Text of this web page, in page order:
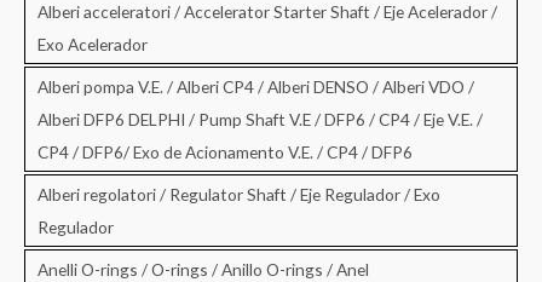
Alberi acceleratori / Accelerator Starter Shaft / Eje Acelerador /
Exo Acelerador
Alberi pompa V.E. / Alberi CP4 / Alberi DENSO / Alberi VDO /
Alberi DFP6 DELPHI / Pump Shaft V.E / DFP6 / CP4 / Eje V.E. /
CP4 / DFP6/ Exo de Acionamento V.E. / CP4 / DFP6
Alberi regolatori / Regulator Shaft / Eje Regulador / Exo
Regulador
Anelli O-rings / O-rings / Anillo O-rings / Anel